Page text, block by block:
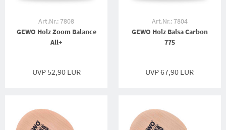
Art.Nr.: 7808
GEWO Holz Zoom Balance
All+
UVP 52,90 EUR
Art.Nr.: 7804
GEWO Holz Balsa Carbon
775
UVP 67,90 EUR